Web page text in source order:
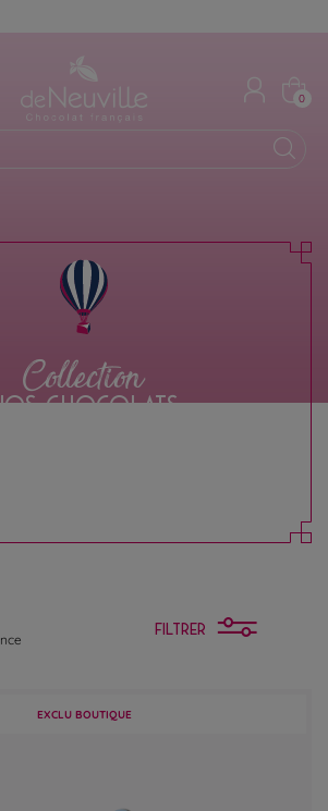
0
Collection
CHOCOLATS
FILTRER
EXCLU BOUTIQUE